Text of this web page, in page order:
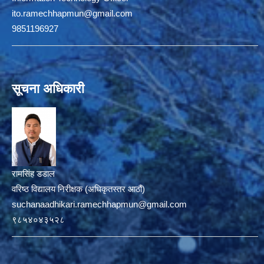
ito.ramechhapmun@gmail.com
9851196927
सूचना अधिकारी
रामसिंह डडाल
वरिष्ठ विद्यालय निरीक्षक (अधिकृतस्तर आठौं)
suchanaadhikari.ramechhapmun@gmail.com
९८५४०४३५२८